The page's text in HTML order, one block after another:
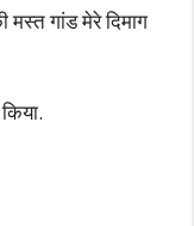
गांड मेरे दिमाग